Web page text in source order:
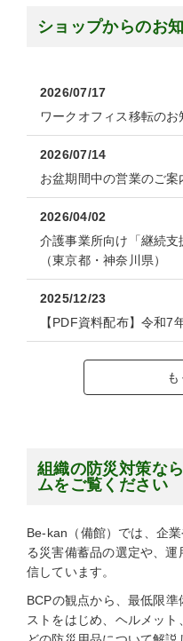
ショップからのお
2026/07/17
ワークオフィス移転のお
2026/07/14
お盆期間中の営業のご案
2026/04/02
介護事業所向け「継続
（東京都・神奈川県）
2025/12/23
【PDF資料配布】令和7
も
組織の防災対策な
ムをご覧ください
Be-kan（備館）では、企
る災害備蓄品の選定や、
信しています。
BCPの観点から、最低限
ストをはじめ、ヘルメッ